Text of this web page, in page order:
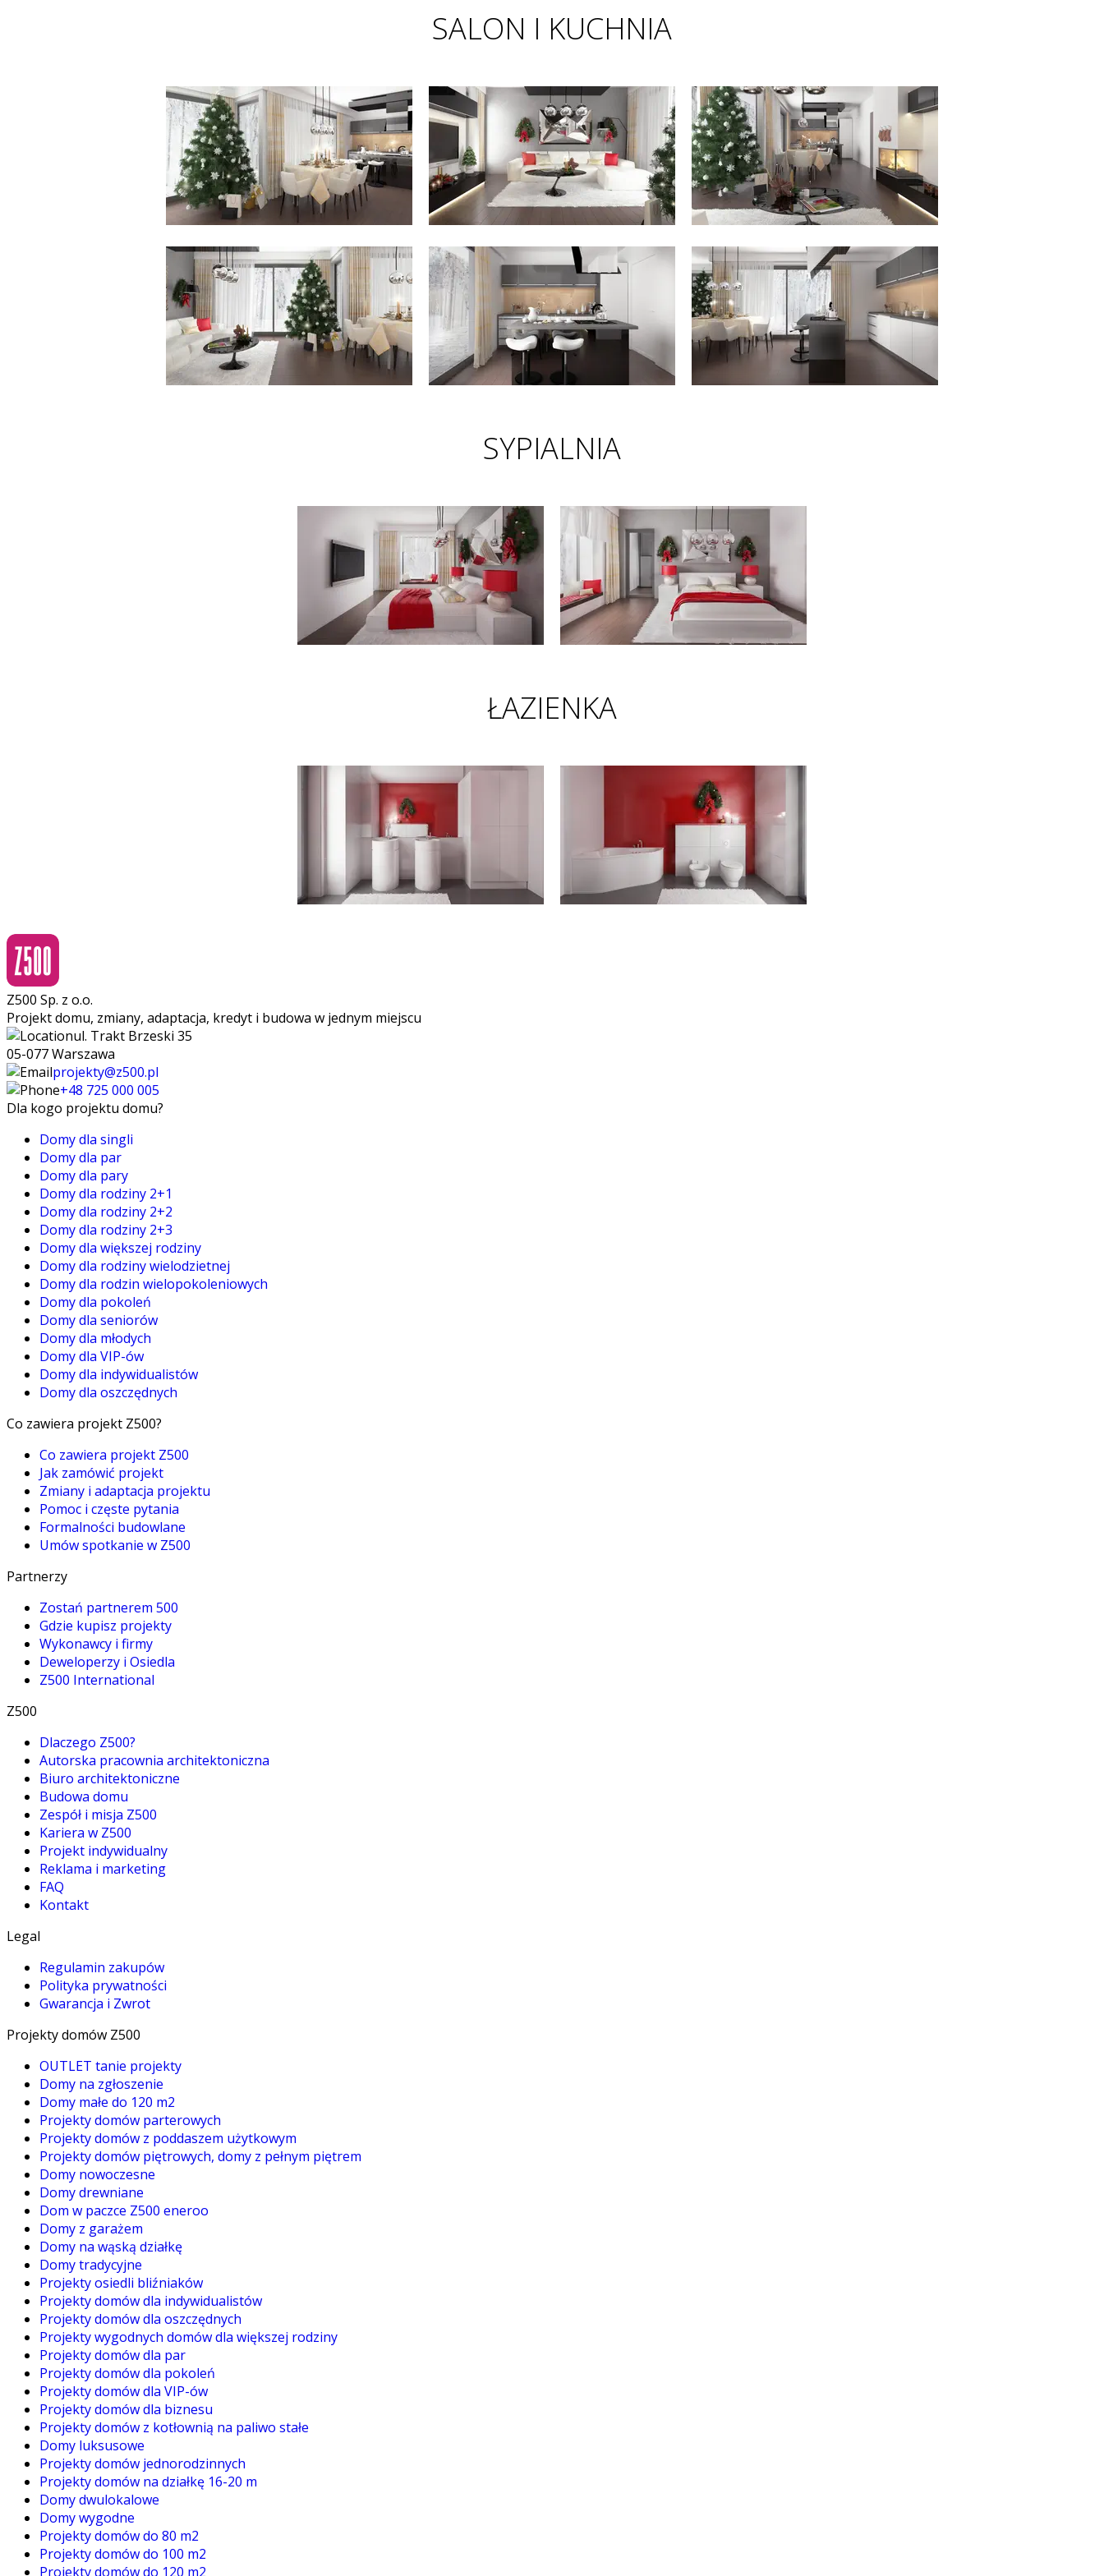
SALON I KUCHNIA
SYPIALNIA
ŁAZIENKA
Z500 Sp. z o.o.
Projekt domu, zmiany, adaptacja, kredyt i budowa w jednym miejscu
ul. Trakt Brzeski 35
05-077 Warszawa
projekty@z500.pl
+48 725 000 005
Dla kogo projektu domu?
Domy dla singli
Domy dla par
Domy dla pary
Domy dla rodziny 2+1
Domy dla rodziny 2+2
Domy dla rodziny 2+3
Domy dla większej rodziny
Domy dla rodziny wielodzietnej
Domy dla rodzin wielopokoleniowych
Domy dla pokoleń
Domy dla seniorów
Domy dla młodych
Domy dla VIP-ów
Domy dla indywidualistów
Domy dla oszczędnych
Co zawiera projekt Z500?
Co zawiera projekt Z500
Jak zamówić projekt
Zmiany i adaptacja projektu
Pomoc i częste pytania
Formalności budowlane
Umów spotkanie w Z500
Partnerzy
Zostań partnerem 500
Gdzie kupisz projekty
Wykonawcy i firmy
Deweloperzy i Osiedla
Z500 International
Z500
Dlaczego Z500?
Autorska pracownia architektoniczna
Biuro architektoniczne
Budowa domu
Zespół i misja Z500
Kariera w Z500
Projekt indywidualny
Reklama i marketing
FAQ
Kontakt
Legal
Regulamin zakupów
Polityka prywatności
Gwarancja i Zwrot
Projekty domów Z500
OUTLET tanie projekty
Domy na zgłoszenie
Domy małe do 120 m2
Projekty domów parterowych
Projekty domów z poddaszem użytkowym
Projekty domów piętrowych, domy z pełnym piętrem
Domy nowoczesne
Domy drewniane
Dom w paczce Z500 eneroo
Domy z garażem
Domy na wąską działkę
Domy tradycyjne
Projekty osiedli bliźniaków
Projekty domów dla indywidualistów
Projekty domów dla oszczędnych
Projekty wygodnych domów dla większej rodziny
Projekty domów dla par
Projekty domów dla pokoleń
Projekty domów dla VIP-ów
Projekty domów dla biznesu
Projekty domów z kotłownią na paliwo stałe
Domy luksusowe
Projekty domów jednorodzinnych
Projekty domów na działkę 16-20 m
Domy dwulokalowe
Domy wygodne
Projekty domów do 80 m2
Projekty domów do 100 m2
Projekty domów do 120 m2